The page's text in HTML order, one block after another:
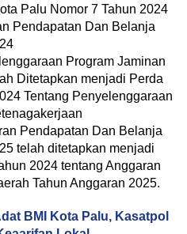
Palu Nomor 7 Tahun 2024
Pendapatan Dan Belanja
Program Jaminan
Ditetapkan menjadi Perda
Tentang Penyelenggaraan
Pendapatan Dan Belanja
telah ditetapkan menjadi
2024 tentang Anggaran
Tahun Anggaran 2025.
BMI Kota Palu, Kasatpol